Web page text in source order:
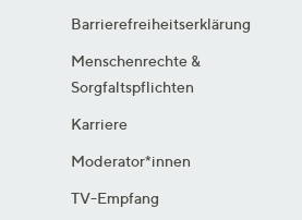
Barrierefreiheitserklärung
Menschenrechte &
Sorgfaltspflichten
Karriere
Moderator*innen
TV-Empfang